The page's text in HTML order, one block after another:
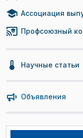
Ассоциация
Профсоюзный
Научные статьи
Объявления